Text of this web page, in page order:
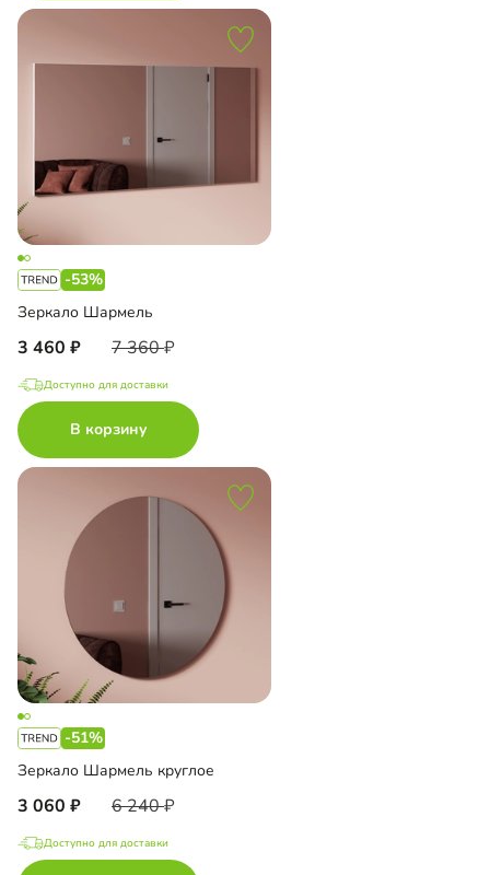
-53%
Зеркало Шармель
3 460 7 360
Доступно для доставки
В корзину
-51%
Зеркало Шармель круглое
3 060 6 240
Доступно для доставки